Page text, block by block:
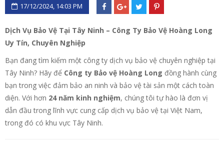
17/12/2024, 14:03 PM
Dịch Vụ Bảo Vệ Tại Tây Ninh – Công Ty Bảo Vệ Hoàng Long
Uy Tín, Chuyên Nghiệp
Bạn đang tìm kiếm một công ty dịch vụ bảo vệ chuyên nghiệp tại
Tây Ninh? Hãy để Công ty Bảo vệ Hoàng Long đồng hành cùng
bạn trong việc đảm bảo an ninh và bảo vệ tài sản một cách toàn
diện. Với hơn 24 năm kinh nghiệm, chúng tôi tự hào là đơn vị
dẫn đầu trong lĩnh vực cung cấp dịch vụ bảo vệ tại Việt Nam,
trong đó có khu vực Tây Ninh.